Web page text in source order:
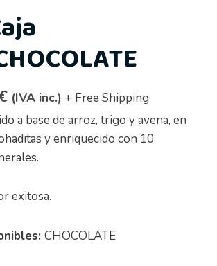
(IVA inc.) + Free Shipping
a base de arroz, trigo y avena, en
y enriquecido con 10
exitosa.
CHOCOLATE